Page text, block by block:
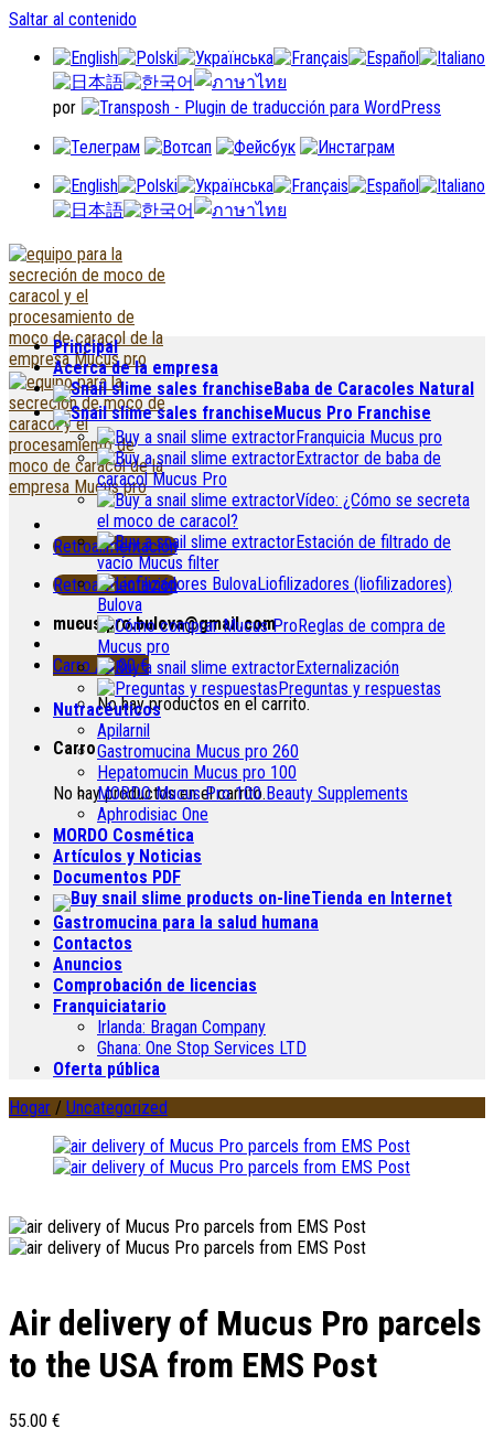
Saltar al contenido
por
Retroalimentación
Retroalimentación
mucus.pro.bulova@gmail.com
Carro /0.00€
No hay productos en el carrito.
Carro
No hay productos en el carrito.
Principal
Acerca de la empresa
Baba de Caracoles Natural
Mucus Pro Franchise
Franquicia Mucus pro
Extractor de baba de
caracol Mucus Pro
Vídeo: ¿Cómo se secreta
el moco de caracol?
Estación de filtrado de
vacío Mucus filter
Liofilizadores (liofilizadores)
Bulova
Reglas de compra de
Mucus pro
Externalización
Preguntas y respuestas
Nutracéuticos
Apilarnil
Gastromucina Mucus pro 260
Hepatomucin Mucus pro 100
MORDO Mucus Pro100Beauty Supplements
Aphrodisiac One
MORDO Cosmética
Artículos y Noticias
Documentos PDF
Tienda en Internet
Gastromucina para la salud humana
Contactos
Anuncios
Comprobación de licencias
Franquiciatario
Irlanda: Bragan Company
Ghana: One Stop Services LTD
Oferta pública
Hogar / Uncategorized
Air delivery of Mucus Pro parcels
to the USA from EMS Post
55.00 €